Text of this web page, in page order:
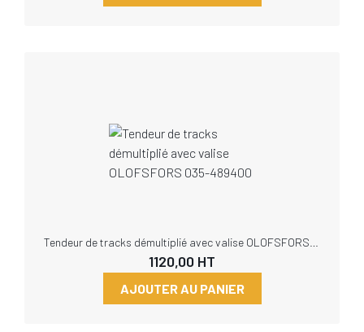
1120,00 HT
AJOUTER AU PANIER